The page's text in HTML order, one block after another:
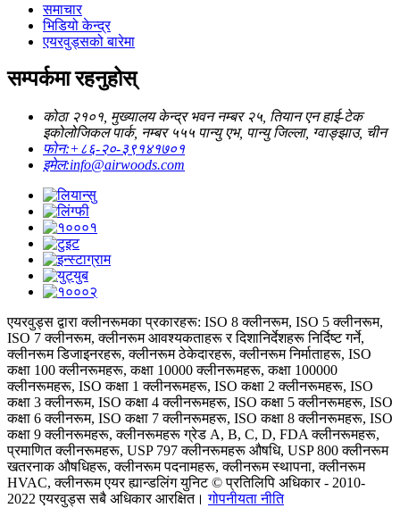
समाचार
भिडियो केन्द्र
एयरवुड्सको बारेमा
सम्पर्कमा रहनुहोस्
कोठा २१०१, मुख्यालय केन्द्र भवन नम्बर २५, तियान एन हाई-टेक
इकोलोजिकल पार्क, नम्बर ५५५ पान्यु एभ, पान्यु जिल्ला, ग्वाङ्झाउ, चीन
फोन:+८६-२०-३९१४१७०१
इमेल:info@airwoods.com
एयरवुड्स द्वारा क्लीनरूमका प्रकारहरू: ISO 8 क्लीनरूम, ISO 5 क्लीनरूम,
ISO 7 क्लीनरूम, क्लीनरूम आवश्यकताहरू र दिशानिर्देशहरू निर्दिष्ट गर्ने,
क्लीनरूम डिजाइनरहरू, क्लीनरूम ठेकेदारहरू, क्लीनरूम निर्माताहरू, ISO
कक्षा 100 क्लीनरूमहरू, कक्षा 10000 क्लीनरूमहरू, कक्षा 100000
क्लीनरूमहरू, ISO कक्षा 1 क्लीनरूमहरू, ISO कक्षा 2 क्लीनरूमहरू, ISO
कक्षा 3 क्लीनरूम, ISO कक्षा 4 क्लीनरूमहरू, ISO कक्षा 5 क्लीनरूमहरू, ISO
कक्षा 6 क्लीनरूम, ISO कक्षा 7 क्लीनरूमहरू, ISO कक्षा 8 क्लीनरूमहरू, ISO
कक्षा 9 क्लीनरूमहरू, क्लीनरूमहरू ग्रेड A, B, C, D, FDA क्लीनरूमहरू,
प्रमाणित क्लीनरूमहरू, USP 797 क्लीनरूमहरू औषधि, USP 800 क्लीनरूम
खतरनाक औषधिहरू, क्लीनरूम पदनामहरू, क्लीनरूम स्थापना, क्लीनरूम
HVAC, क्लीनरूम एयर ह्यान्डलिंग युनिट © प्रतिलिपि अधिकार - 2010-
2022 एयरवुड्स सबै अधिकार आरक्षित। गोपनीयता नीति